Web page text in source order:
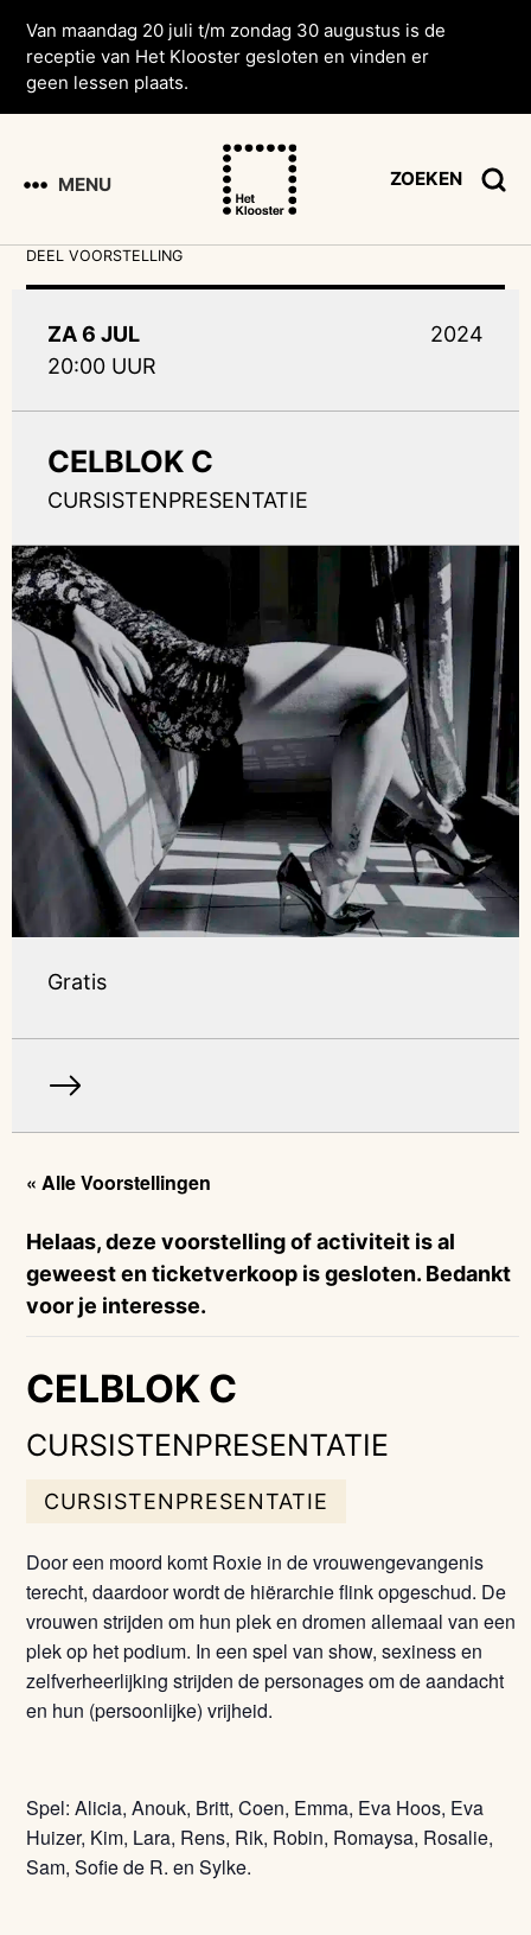
Van maandag 20 juli t/m zondag 30 augustus is de
receptie van Het Klooster gesloten en vinden er
geen lessen plaats.
MENU ZOEKEN
DEEL VOORSTELLING
« Alle Voorstellingen
Helaas, deze voorstelling of activiteit is al
geweest en ticketverkoop is gesloten. Bedankt
voor je interesse.
CELBLOK C
CURSISTENPRESENTATIE
CURSISTENPRESENTATIE
Door een moord komt Roxie in de vrouwengevangenis
terecht, daardoor wordt de hiërarchie flink opgeschud. De
vrouwen strijden om hun plek en dromen allemaal van een
plek op het podium. In een spel van show, sexiness en
zelfverheerlijking strijden de personages om de aandacht
en hun (persoonlijke) vrijheid.
Spel: Alicia, Anouk, Britt, Coen, Emma, Eva Hoos, Eva
Huizer, Kim, Lara, Rens, Rik, Robin, Romaysa, Rosalie,
Sam, Sofie de R. en Sylke.
ZA 6 JUL
20:00 UUR
2024
CELBLOK C
CURSISTENPRESENTATIE
Gratis